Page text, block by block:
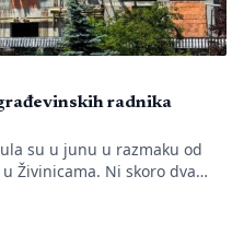
radnika
su u junu u razmaku od
Živinicama. Ni skoro dva
uzroci nesreća, niti je